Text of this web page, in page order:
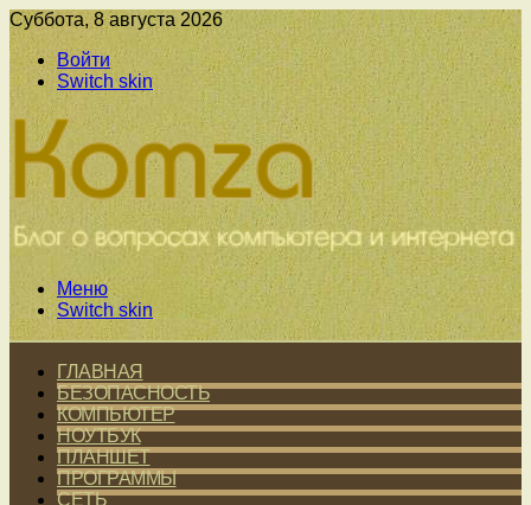
Суббота, 8 августа 2026
Войти
Switch skin
Меню
Switch skin
ГЛАВНАЯ
БЕЗОПАСНОСТЬ
КОМПЬЮТЕР
НОУТБУК
ПЛАНШЕТ
ПРОГРАММЫ
СЕТЬ